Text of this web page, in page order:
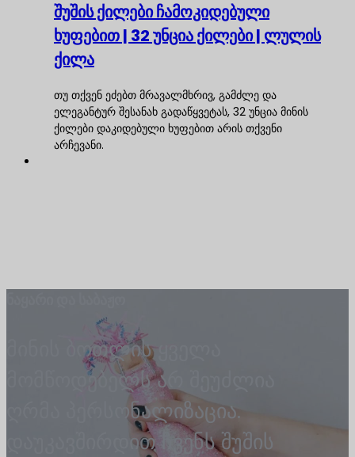
შუშის ქილები ჩამოკიდებული
ხუფებით | 32 უნცია ქილები | ლულის
ქილა
თუ თქვენ ეძებთ მრავალმხრივ, გამძლე და
ელეგანტურ შესანახ გადაწყვეტას, 32 უნცია მინის
ქილები დაკიდებული ხუფებით არის თქვენი
არჩევანი.
მინის ბოთლის ყველა
მომწოდებელს არ შეუძლია
ღრმა პერსონალიზაცია.
დაუკავშირდით ჩვენს შუშის